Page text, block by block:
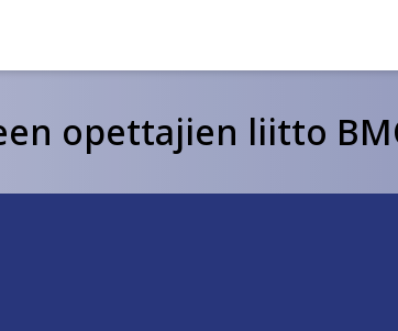
opettajien liitto